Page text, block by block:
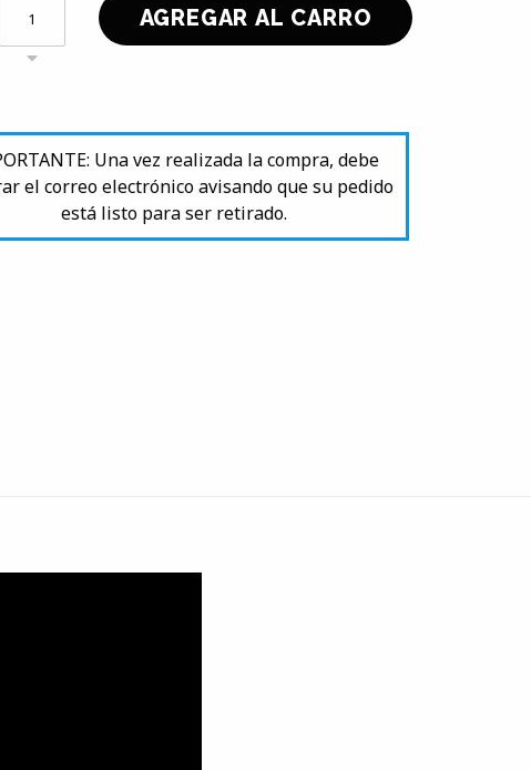
Una vez realizada la compra, debe
el correo electrónico avisando que su pedido
está listo para ser retirado.